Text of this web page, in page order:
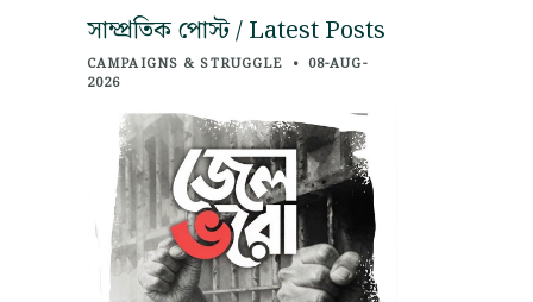
সাম্প্রতিক পোস্ট / Latest Posts
CAMPAIGNS & STRUGGLE • 08-AUG-
2026